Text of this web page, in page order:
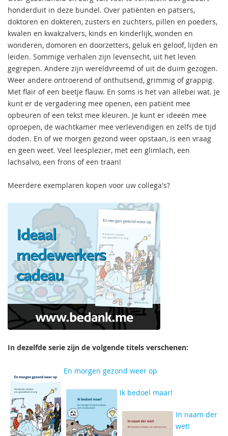
honderduit in deze bundel. Over patiënten en patsers,
doktoren en dokteren, zusters en zuchters, pillen en poeders,
kwalen en kwakzalvers, kinds en kinderlijk, wonden en
wonderen, domoren en doorzetters, geluk en geloof, lijden en
leiden. Sommige verhalen zijn levensecht, uit het leven
gegrepen. Andere zijn wereldvreemd of uit de duim gezogen.
Weer andere ontroerend of onthutsend, grimmig of grappig.
Met flair of een beetje flauw. En soms is het van allebei wat. Je
kunt er de vergadering mee openen, een patiënt mee
opbeuren of een tekst mee kleuren. Je kunt er ideeën mee
oproepen, de wachtkamer mee verlevendigen en zelfs de tijd
doden. En of we morgen gezond weer opstaan, is een vraag
en geen weet. Veel leesplezier, met een glimlach, een
lachsalvo, een frons of een traan!
Meerdere exemplaren kopen voor uw collega's?
In dezelfde serie zijn de volgende titels verschenen:
En morgen gezond weer op
Ik bedoel maar!
In naam der
wet!